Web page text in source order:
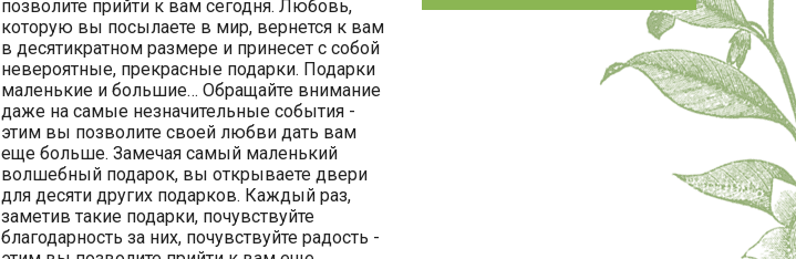
позволите прийти к вам сегодня. Любовь,
которую вы посылаете в мир, вернется к вам
в десятикратном размере и принесет с собой
невероятные, прекрасные подарки. Подарки
маленькие и большие… Обращайте внимание
даже на самые незначительные события -
этим вы позволите своей любви дать вам
еще больше. Замечая самый маленький
волшебный подарок, вы открываете двери
для десяти других подарков. Каждый раз,
заметив такие подарки, почувствуйте
благодарность за них, почувствуйте радость -